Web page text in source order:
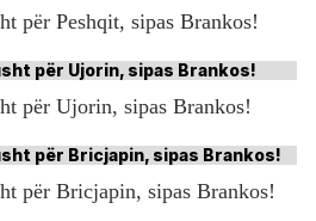
për Peshqit, sipas Brankos!
për Ujorin, sipas Brankos!
për Bricjapin, sipas Brankos!